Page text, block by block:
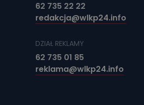
62 735 22 22
redakcja@wlkp24.info
DZIAŁ REKLAMY
62 735 01 85
reklama@wlkp24.info